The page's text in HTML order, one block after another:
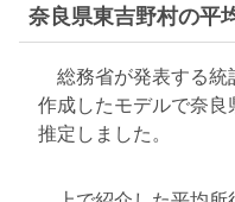
奈良県東吉野村の平
総務省が発表する統
作成したモデルで奈
推定しました。